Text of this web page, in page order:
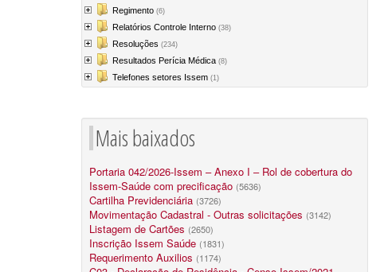
Regimento (6)
Relatórios Controle Interno (38)
Resoluções (234)
Resultados Perícia Médica (8)
Telefones setores Issem (1)
Mais baixados
Portaria 042/2026-Issem – Anexo I – Rol de cobertura do
Issem-Saúde com precificação (5636)
Cartilha Previdenciária (3726)
Movimentação Cadastral - Outras solicitações (3142)
Listagem de Cartões (2650)
Inscrição Issem Saúde (1831)
Requerimento Auxilios (1174)